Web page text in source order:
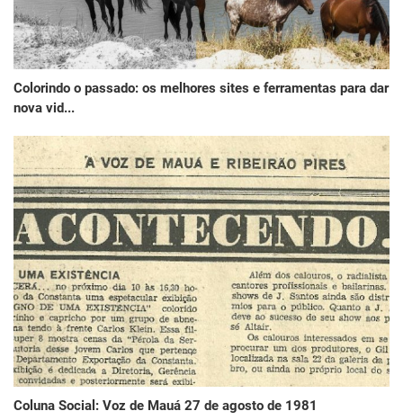
Colorindo o passado: os melhores sites e ferramentas para dar
nova vid...
Coluna Social: Voz de Mauá 27 de agosto de 1981